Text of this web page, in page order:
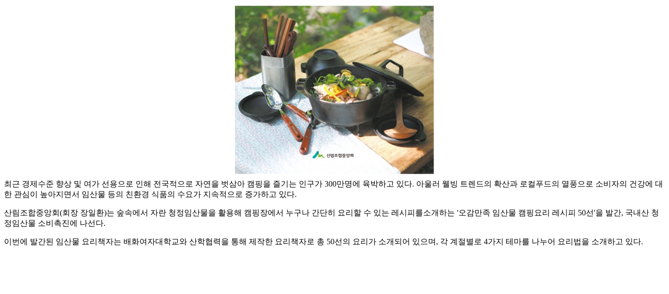
최근 경제수준 향상 및 여가 선용으로 인해 전국적으로 자연을 벗삼아 캠핑을 즐기는 인구가 300만명에 육박하고 있다. 아울러 웰빙 트렌드의 확산과 로컬푸드의 열풍으로 소비자의 건강에 대
한 관심이 높아지면서 임산물 등의 친환경 식품의 수요가 지속적으로 증가하고 있다.
산림조합중앙회(회장 장일환)는 숲속에서 자란 청정임산물을 활용해 캠핑장에서 누구나 간단히 요리할 수 있는 레시피를소개하는 '오감만족 임산물 캠핑요리 레시피 50선'을 발간, 국내산 청
정임산물 소비촉진에 나선다.
이번에 발간된 임산물 요리책자는 배화여자대학교와 산학협력을 통해 제작한 요리책자로 총 50선의 요리가 소개되어 있으며, 각 계절별로 4가지 테마를 나누어 요리법을 소개하고 있다.